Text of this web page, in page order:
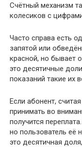
Счётный механизм
колесиков с
Часто справа есть
запятой или
красной, но бывает
это десятичные
показаний такие их
Если абонент,
принимать во
получится
но пользователь её
это десятичная